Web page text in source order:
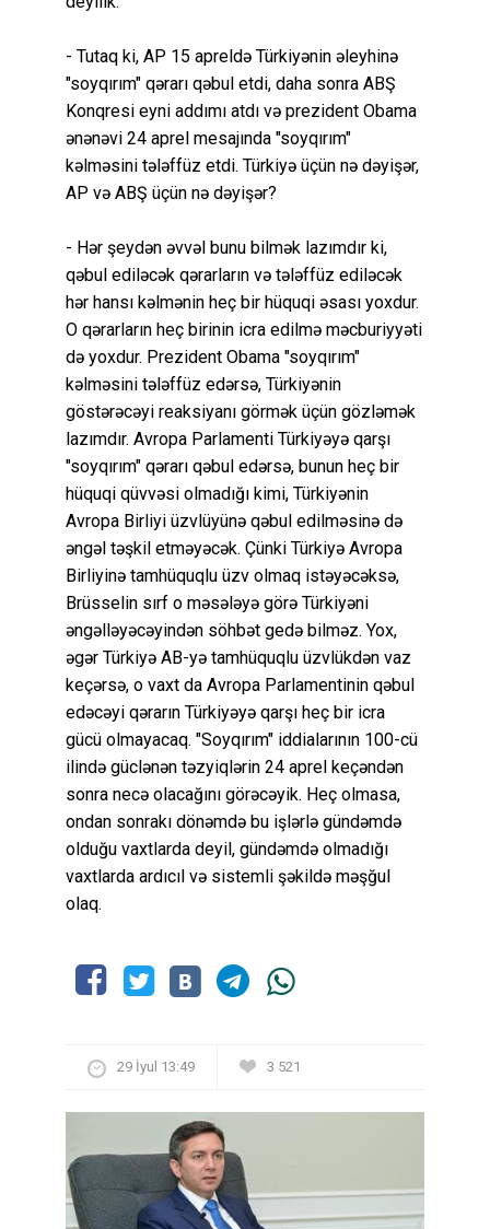
- Tutaq ki, AP 15 apreldə Türkiyənin əleyhinə
"soyqırım" qərarı qəbul etdi, daha sonra ABŞ
Konqresi eyni addımı atdı və prezident Obama
ənənəvi 24 aprel mesajında "soyqırım"
kəlməsini tələffüz etdi. Türkiyə üçün nə dəyişər,
AP və ABŞ üçün nə dəyişər?
- Hər şeydən əvvəl bunu bilmək lazımdır ki,
qəbul ediləcək qərarların və tələffüz ediləcək
hər hansı kəlmənin heç bir hüquqi əsası yoxdur.
O qərarların heç birinin icra edilmə məcburiyyəti
də yoxdur. Prezident Obama "soyqırım"
kəlməsini tələffüz edərsə, Türkiyənin
göstərəcəyi reaksiyanı görmək üçün gözləmək
lazımdır. Avropa Parlamenti Türkiyəyə qarşı
"soyqırım" qərarı qəbul edərsə, bunun heç bir
hüquqi qüvvəsi olmadığı kimi, Türkiyənin
Avropa Birliyi üzvlüyünə qəbul edilməsinə də
əngəl təşkil etməyəcək. Çünki Türkiyə Avropa
Birliyinə tamhüquqlu üzv olmaq istəyəcəksə,
Brüsselin sırf o məsələyə görə Türkiyəni
əngəlləyəcəyindən söhbət gedə bilməz. Yox,
əgər Türkiyə AB-yə tamhüquqlu üzvlükdən vaz
keçərsə, o vaxt da Avropa Parlamentinin qəbul
edəcəyi qərarın Türkiyəyə qarşı heç bir icra
gücü olmayacaq. "Soyqırım" iddialarının 100-cü
ilində güclənən təzyiqlərin 24 aprel keçəndən
sonra necə olacağını görəcəyik. Heç olmasa,
ondan sonrakı dönəmdə bu işlərlə gündəmdə
olduğu vaxtlarda deyil, gündəmdə olmadığı
vaxtlarda ardıcıl və sistemli şəkildə məşğul
olaq.
29 İyul 13:49 3 521